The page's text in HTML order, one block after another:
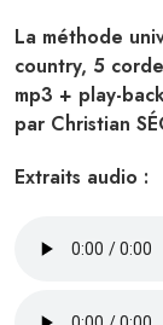
La méthode
country, 5
mp3 + play-
par Christian
Extraits audio :